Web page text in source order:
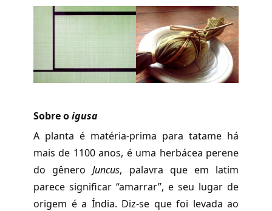
Sobre oigusa
A planta é matéria-prima para tatame há
mais de 1100 anos, é uma herbácea perene
do gêneroJuncus, palavra que em latim
parece significar “amarrar”, e seu lugar de
origem é a Índia. Diz-se que foi levada ao